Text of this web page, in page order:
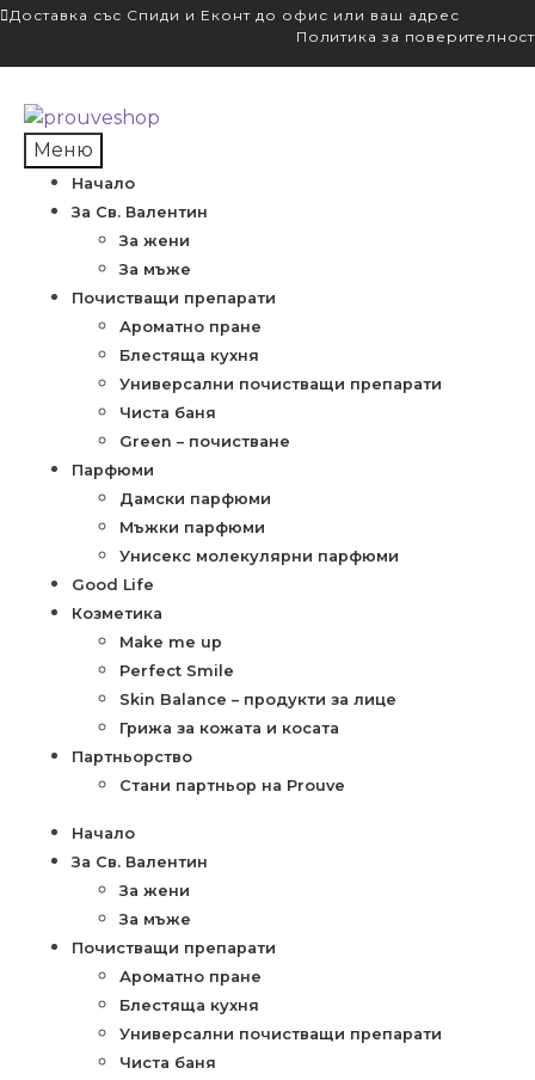
Доставка със Спиди и Еконт до офис или ваш адрес
Политика за поверителност
Skip
to
navigation
Skip
to
content
Меню
Начало
За Св. Валентин
За жени
За мъже
Почистващи препарати
Ароматно пране
Блестяща кухня
Универсални почистващи препарати
Чиста баня
Green – почистване
Парфюми
Дамски парфюми
Мъжки парфюми
Унисекс молекулярни парфюми
Good Life
Козметика
Make me up
Perfect Smile
Skin Balance – продукти за лице
Грижа за кожата и косата
Партньорство
Стани партньор на Prouve
Начало
За Св. Валентин
За жени
За мъже
Почистващи препарати
Ароматно пране
Блестяща кухня
Универсални почистващи препарати
Чиста баня